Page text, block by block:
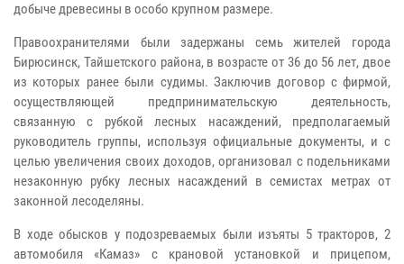
добыче древесины в особо крупном размере.
Правоохранителями были задержаны семь жителей города
Бирюсинск, Тайшетского района, в возрасте от 36 до 56 лет, двое
из которых ранее были судимы. Заключив договор с фирмой,
осуществляющей предпринимательскую деятельность,
связанную с рубкой лесных насаждений, предполагаемый
руководитель группы, используя официальные документы, и с
целью увеличения своих доходов, организовал с подельниками
незаконную рубку лесных насаждений в семистах метрах от
законной лесоделяны.
В ходе обысков у подозреваемых были изъяты 5 тракторов, 2
автомобиля «Камаз» с крановой установкой и прицепом,